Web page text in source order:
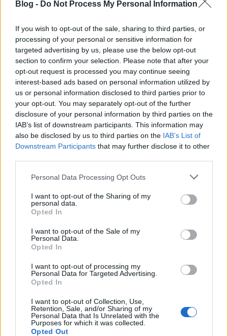
Blog - Do Not Process My Personal Information
If you wish to opt-out of the sale, sharing to third parties, or
processing of your personal or sensitive information for
targeted advertising by us, please use the below opt-out
section to confirm your selection. Please note that after your
opt-out request is processed you may continue seeing
interest-based ads based on personal information utilized by
us or personal information disclosed to third parties prior to
your opt-out. You may separately opt-out of the further
disclosure of your personal information by third parties on the
IAB’s list of downstream participants. This information may
also be disclosed by us to third parties on the IAB’s List of
Downstream Participants that may further disclose it to other
Please note that this website/app uses one or more Google
not limited to your visit or usage behaviour. You may click to
grant or deny consent to Google and its third-party tags to
use your data for below specified purposes in below Google
consent section.
Personal Data Processing Opt Outs
I want to opt-out of the Sharing of my
personal data.
Opted In
I want to opt-out of the Sale of my
Personal Data.
Opted In
I want to opt-out of processing my
Personal Data for Targeted Advertising.
Opted In
I want to opt-out of Collection, Use,
Retention, Sale, and/or Sharing of my
Personal Data that Is Unrelated with the
Purposes for which it was collected.
Opted Out
2000 alatt a Balatonon: Pulled pork
szendvics, Kredenc Borbisztró
ilovebalaton.hu• 2016. június 29.
A hetedik szezonját kezdő Kredenc Borbisztró a
saját kategóriájának egyetlen képviselője, kötelező
jár. Bár borkorcsolyák, és tapas jellegű ételek
eddig…